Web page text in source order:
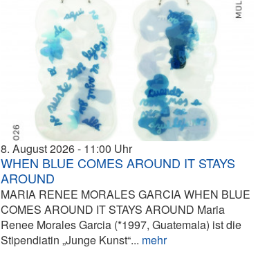
8. August 2026 11:00
WHEN BLUE COMES AROUND IT STAYS
AROUND
MARIA RENEE MORALES GARCIA WHEN BLUE
COMES AROUND IT STAYS AROUND Maria
Renee Morales Garcia (*1997, Guatemala) ist die
Stipendiatin „Junge Kunst“... mehr